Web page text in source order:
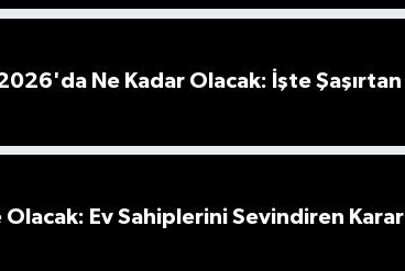
Ne Kadar Olacak: İşte Şaşırtan
Olacak: Ev Sahiplerini Sevindiren Karar